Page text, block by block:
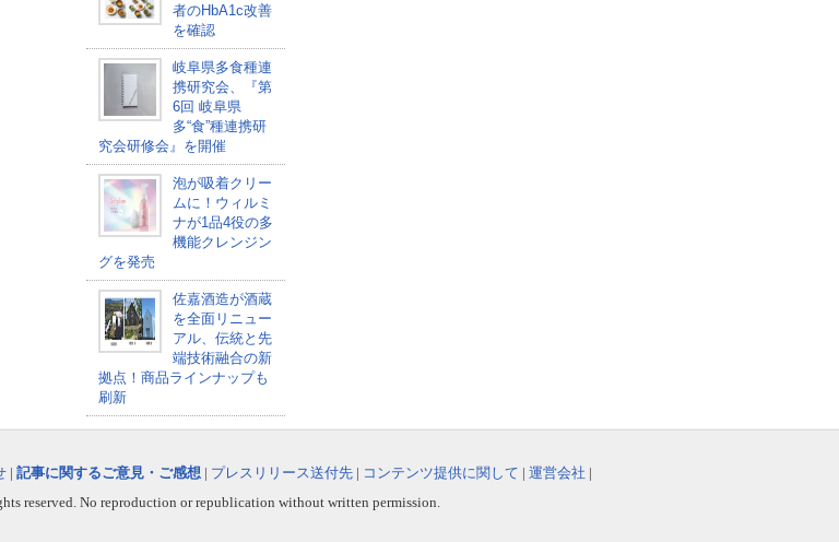
者のHbA1c改善
を確認
岐阜県多食種連
携研究会、『第
6回 岐阜県
多“食”種連携研
究会研修会』を開催
泡が吸着クリー
ムに！ウィルミ
ナが1品4役の多
機能クレンジン
グを発売
佐嘉酒造が酒蔵
を全面リニュー
アル、伝統と先
端技術融合の新
拠点！商品ラインナップも
刷新
| 記事に関するご意見・ご感想 | プレスリリース送付先 | コンテンツ提供に関して | 運営会社 |
reserved. No reproduction or republication without written permission.